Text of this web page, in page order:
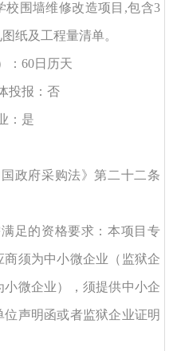
围墙维修改造项目 ,包含3
纸及工程量清单。
： 60日历天
投报：否
： 是
政府采购法》第二十二条
足的资格要求：本项目专
须为中小微企业（监狱企
微企业），须提供中小企
声明函或者监狱企业证明